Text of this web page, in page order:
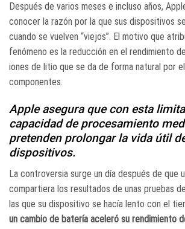
Después de varios meses e incluso años,
conocer la razón por la que sus dispositivos
cuando se vuelven “viejos”. El motivo que
fenómeno es la reducción en el rendimiento
iones de litio que se da de forma natural por
componentes.
Apple asegura que con esta
capacidad de procesamiento
pretenden prolongar la vida útil
dispositivos.
La controversia surge un día después de que
compartiera los resultados de unas pruebas
las que su dispositivo se hacía lento con el
un cambio de batería aceleró su rendimiento